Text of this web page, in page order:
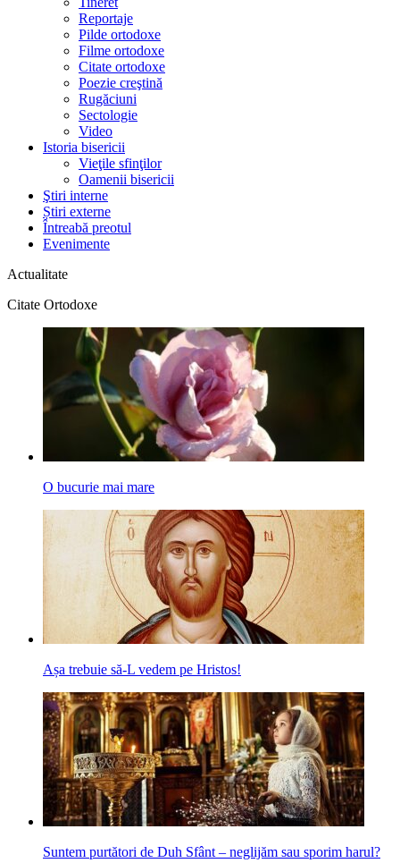
Reportaje
Pilde ortodoxe
Filme ortodoxe
Citate ortodoxe
Poezie creştină
Rugăciuni
Sectologie
Video
Istoria bisericii
Vieţile sfinţilor
Oamenii bisericii
Ştiri interne
Știri externe
Întreabă preotul
Evenimente
Actualitate
Citate Ortodoxe
O bucurie mai mare
Așa trebuie să-L vedem pe Hristos!
Suntem purtători de Duh Sfânt – neglijăm sau sporim harul?